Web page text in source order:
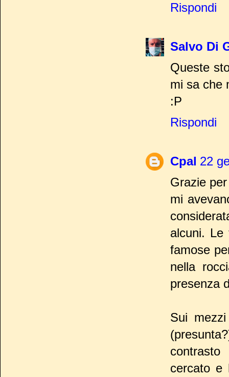
Rispondi
Salvo Di
Queste
mi sa che
:P
Rispondi
Cpal 22
Grazie
mi
alcuni. Le
famose
nella
presenza
Sui
cercato